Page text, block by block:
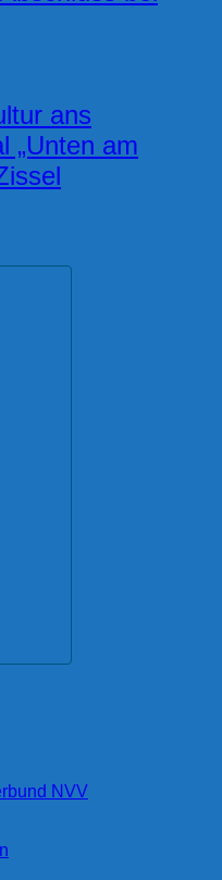
ans
„Unten am
NVV